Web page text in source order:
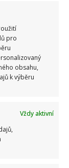
pro
obsahu,
k výběru
Vždy aktivní
zvládnou
V pražské